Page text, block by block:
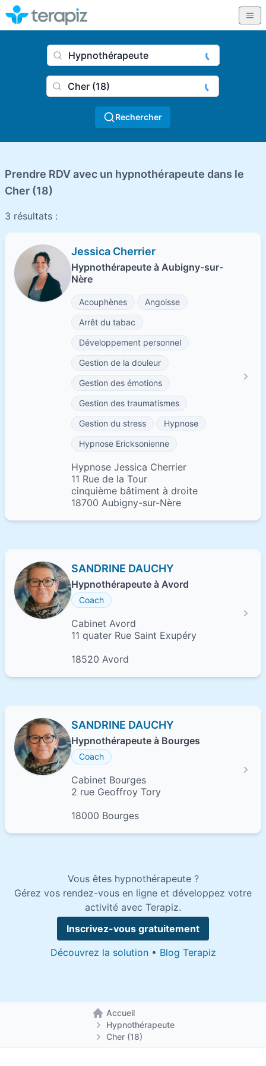
Nom du praticien, profession
Rechercher
Prendre RDV avec un hypnothérapeute dans le
Cher (18)
3 résultats :
Jessica Cherrier
Hypnothérapeute à Aubigny-sur-
Nère
Acouphènes
Angoisse
Arrêt du tabac
Développement personnel
Gestion de la douleur
Gestion des émotions
Gestion des traumatismes
Gestion du stress
Hypnose
Hypnose Ericksonienne
Hypnose Jessica Cherrier
11 Rue de la Tour
cinquième bâtiment à droite
18700 Aubigny-sur-Nère
SANDRINE DAUCHY
Hypnothérapeute à Avord
Coach
Cabinet Avord
11 quater Rue Saint Exupéry
18520 Avord
SANDRINE DAUCHY
Hypnothérapeute à Bourges
Coach
Cabinet Bourges
2 rue Geoffroy Tory
18000 Bourges
Vous êtes hypnothérapeute ?
Gérez vos rendez-vous en ligne et développez votre
activité avec Terapiz.
Inscrivez-vous gratuitement
Découvrez la solution• Blog Terapiz
Accueil
Retour à la page d'accueil
Hypnothérapeute
Cher (18)